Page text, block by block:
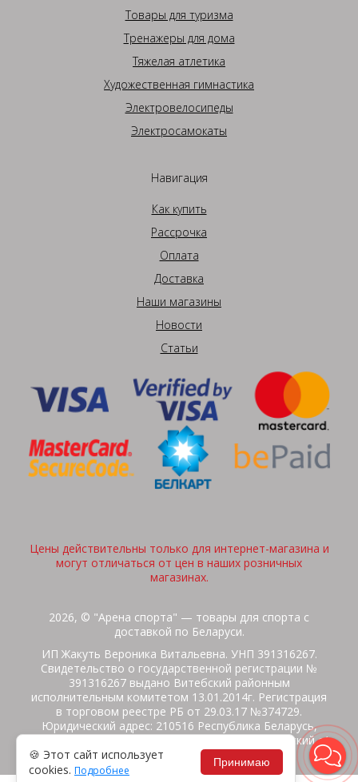
Товары для туризма
Тренажеры для дома
Тяжелая атлетика
Художественная гимнастика
Электровелосипеды
Электросамокаты
Навигация
Как купить
Рассрочка
Оплата
Доставка
Наши магазины
Новости
Статьи
Цены действительны только для интернет-магазина и
могут отличаться от цен в наших розничных
магазинах.
2026, © "Арена спорта" — товары для спорта с
доставкой по Беларуси.
ИП Жакуть Вероника Витальевна. УНП 391316267.
Свидетельство о государственной регистрации №
391316267 выдано Витебский районным
исполнительным комитетом 13.01.2014г. Регистрация
в торговом реестре РБ от 29.03.17 №374729.
Юридический адрес: 210516 Республика Беларусь,
Витебская область, Витебский район, Бабиничский с/
с, аг.Ольгово, ул.Школьная
🍪 Этот сайт использует
cookies. Подробнее
Принимаю